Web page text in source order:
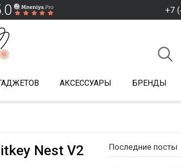
+7
АКСЕССУАРЫ БРЕНДЫ
Nest V2 Последние посты